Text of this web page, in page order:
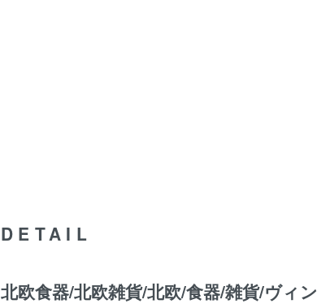
DETAIL
北欧食器/北欧雑貨/北欧/食器/雑貨/ヴィン